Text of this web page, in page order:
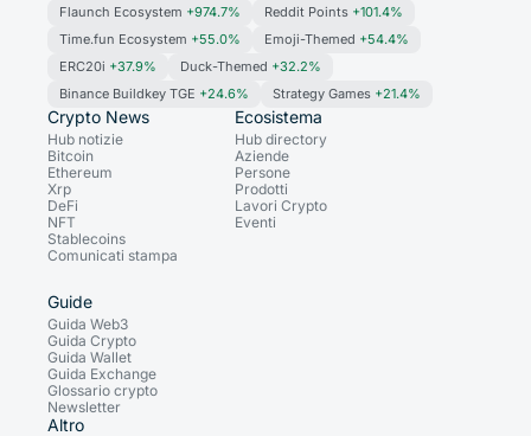
Flaunch Ecosystem +974.7% Reddit Points +101.4%
Time.fun Ecosystem +55.0% Emoji-Themed +54.4%
ERC20i +37.9% Duck-Themed +32.2%
Binance Buildkey TGE +24.6% Strategy Games +21.4%
Crypto News
Hub notizie
Bitcoin
Ethereum
Xrp
DeFi
NFT
Stablecoins
Comunicati stampa
Ecosistema
Hub directory
Aziende
Persone
Prodotti
Lavori Crypto
Eventi
Guide
Guida Web3
Guida Crypto
Guida Wallet
Guida Exchange
Glossario crypto
Newsletter
Altro